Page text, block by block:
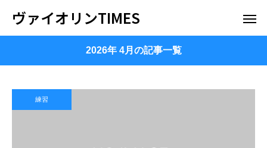
ヴァイオリンTIMES
2026年 4月の記事一覧
練習